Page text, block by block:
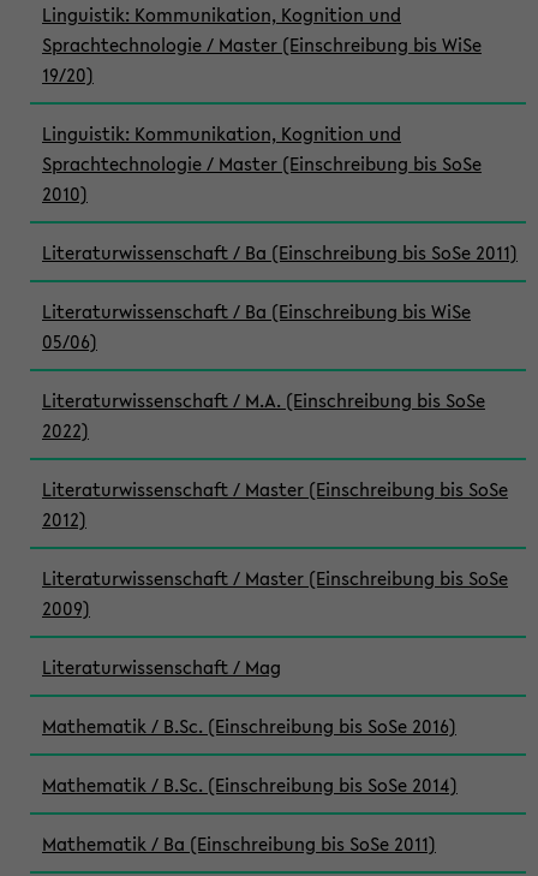
Linguistik: Kommunikation, Kognition und
Sprachtechnologie / Master (Einschreibung bis WiSe
19/20)
Linguistik: Kommunikation, Kognition und
Sprachtechnologie / Master (Einschreibung bis SoSe
2010)
Literaturwissenschaft / Ba (Einschreibung bis SoSe 2011)
Literaturwissenschaft / Ba (Einschreibung bis WiSe
05/06)
Literaturwissenschaft / M.A. (Einschreibung bis SoSe
2022)
Literaturwissenschaft / Master (Einschreibung bis SoSe
2012)
Literaturwissenschaft / Master (Einschreibung bis SoSe
2009)
Literaturwissenschaft / Mag
Mathematik / B.Sc. (Einschreibung bis SoSe 2016)
Mathematik / B.Sc. (Einschreibung bis SoSe 2014)
Mathematik / Ba (Einschreibung bis SoSe 2011)